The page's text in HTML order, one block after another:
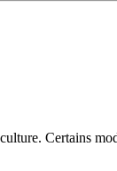
Certains